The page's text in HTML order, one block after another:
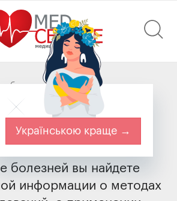
болезней
болезней вы найдете
информации о методах
Українською краще →